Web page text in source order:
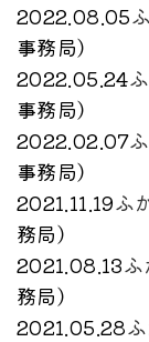
2022.08.05
事務局）
2022.05.24
事務局）
2022.02.07
事務局）
2021.11.19ふ
務局）
2021.08.13
務局）
2021.05.28